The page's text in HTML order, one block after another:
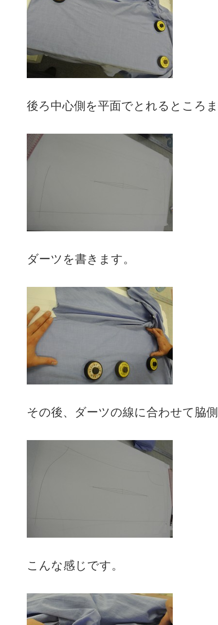
後ろ中心側を平面でとれるところ
ダーツを書きます。
その後、ダーツの線に合わせて脇
こんな感じです。